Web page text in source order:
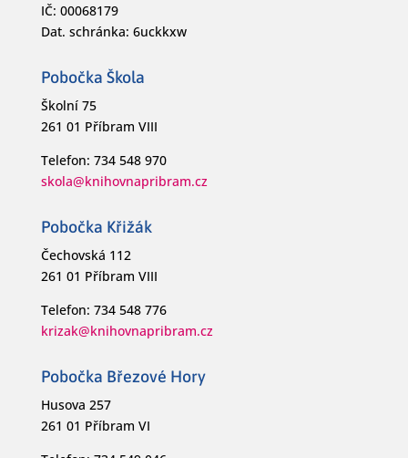
IČ: 00068179
Dat. schránka: 6uckkxw
Pobočka Škola
Školní 75
261 01 Příbram VIII
Telefon: 734 548 970
skola@knihovnapribram.cz
Pobočka Křižák
Čechovská 112
261 01 Příbram VIII
Telefon: 734 548 776
krizak@knihovnapribram.cz
Pobočka Březové Hory
Husova 257
261 01 Příbram VI